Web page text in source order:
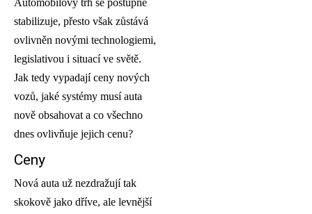
stabilizuje, přesto však zůstává
ovlivněn novými technologiemi,
legislativou i situací ve světě.
Jak tedy vypadají ceny nových
vozů, jaké systémy musí auta
nově obsahovat a co všechno
dnes ovlivňuje jejich cenu?
Ceny
Nová auta už nezdražují tak
skokově jako dříve, ale levnější